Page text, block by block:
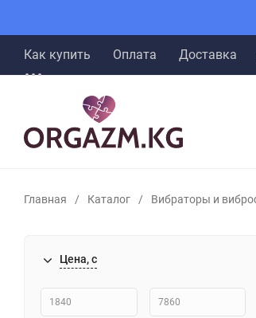
Как купить Оплата Доставка
Главная / Каталог / Вибраторы и
Цена, с